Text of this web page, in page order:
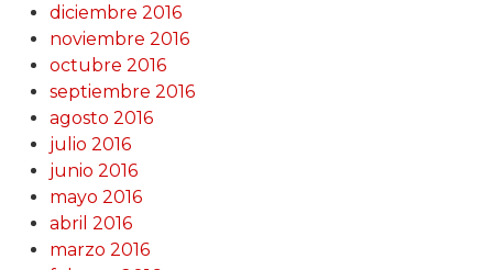
diciembre 2016
noviembre 2016
octubre 2016
septiembre 2016
agosto 2016
julio 2016
junio 2016
mayo 2016
abril 2016
marzo 2016